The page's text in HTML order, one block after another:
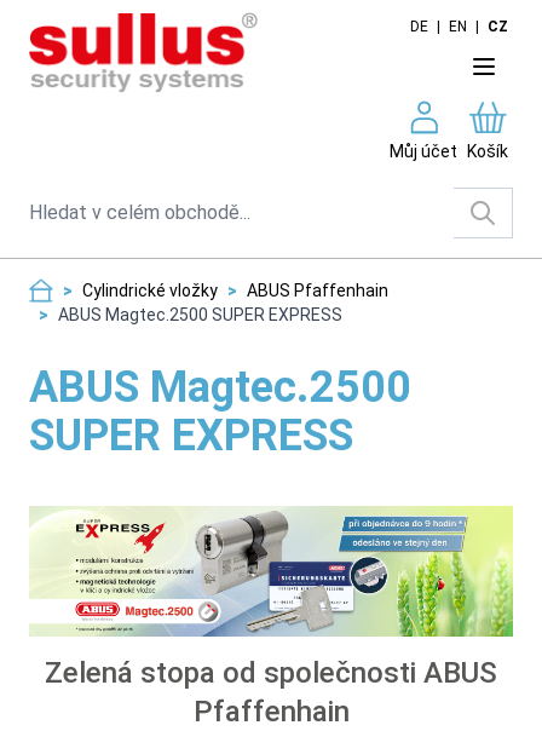
Skip to Content
DE EN CZ
Můj účet Košík
Search
> Cylindrické vložky > ABUS Pfaffenhain
> ABUS Magtec.2500 SUPER EXPRESS
ABUS Magtec.2500
SUPER EXPRESS
Zelená stopa od společnosti ABUS
Pfaffenhain